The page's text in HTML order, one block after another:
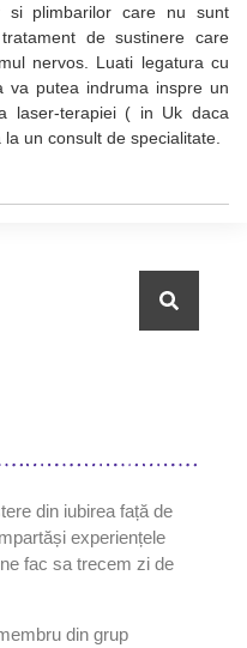
si plimbarilor care nu sunt
de sustinere care
nervos. Luati legatura cu
va putea indruma inspre un
laser-terapiei ( in Uk daca
un consult de specialitate.
din iubirea față de
experiențele
fac sa trecem zi de
din grup